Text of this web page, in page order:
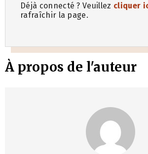
Déjà connecté ? Veuillez cliquer
rafraîchir la page.
À propos de l'auteur